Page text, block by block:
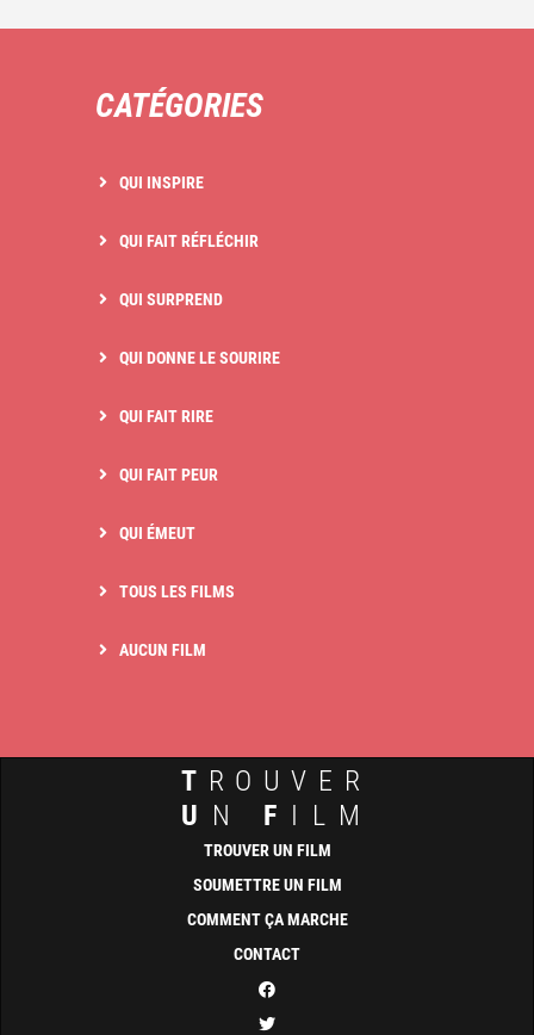
CATÉGORIES
QUI INSPIRE
QUI FAIT RÉFLÉCHIR
QUI SURPREND
QUI DONNE LE SOURIRE
QUI FAIT RIRE
QUI FAIT PEUR
QUI ÉMEUT
TOUS LES FILMS
AUCUN FILM
T ROUVER
U N F ILM
TROUVER UN FILM
SOUMETTRE UN FILM
COMMENT ÇA MARCHE
CONTACT